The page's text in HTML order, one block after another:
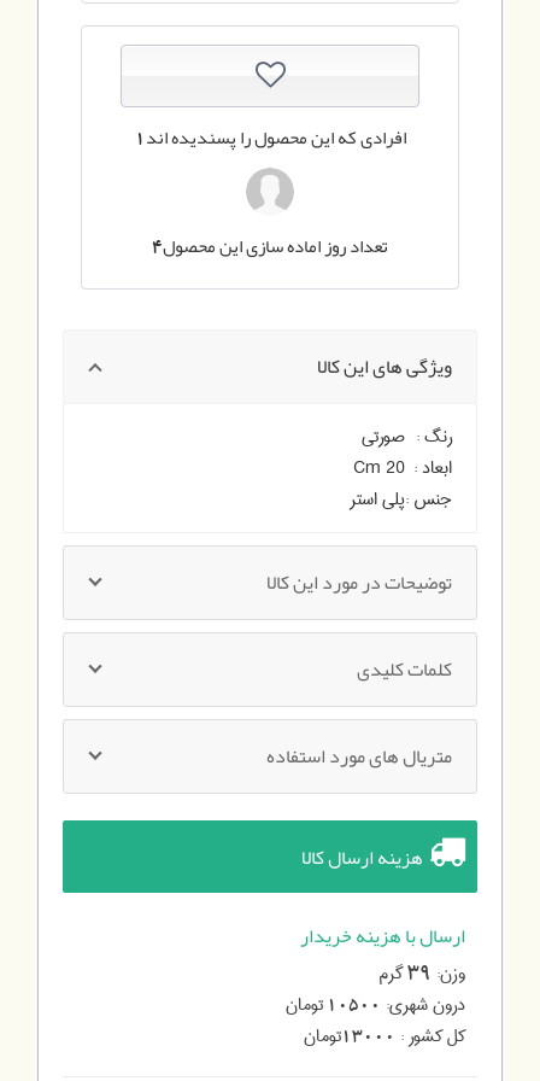
1 افرادی که این محصول را پسندیده اند
تعداد روز اماده سازی این محصول4
ویژگی های این کالا
رنگ : صورتی
ابعاد : 20 Cm
جنس :پلی استر
توضیحات در مورد این کالا
کلمات کلیدی
متریال های مورد استفاده
هزینه ارسال کالا
ارسال با هزینه خریدار
وزن:
گرم
درون شهری: 10500 تومان
کل کشور : 13000تومان